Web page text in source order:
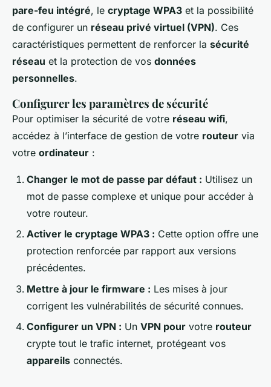
pare-feu intégré, le cryptage WPA3 et la possibilité
de configurer un réseau privé virtuel (VPN). Ces
caractéristiques permettent de renforcer la sécurité
réseau et la protection de vos données
personnelles.
Configurer les paramètres de sécurité
Pour optimiser la sécurité de votre réseau wifi,
accédez à l’interface de gestion de votre routeur via
votre ordinateur :
Changer le mot de passe par défaut : Utilisez un
mot de passe complexe et unique pour accéder à
votre routeur.
Activer le cryptage WPA3 : Cette option offre une
protection renforcée par rapport aux versions
précédentes.
Mettre à jour le firmware : Les mises à jour
corrigent les vulnérabilités de sécurité connues.
Configurer un VPN : Un VPN pour votre routeur
crypte tout le trafic internet, protégeant vos
appareils connectés.